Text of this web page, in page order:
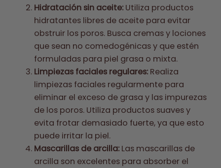
Hidratación sin aceite: Utiliza productos
hidratantes libres de aceite para evitar
obstruir los poros. Busca cremas y lociones
que sean no comedogénicas y que estén
formuladas para piel grasa o mixta.
Limpiezas faciales regulares: Realiza
limpiezas faciales regularmente para
eliminar el exceso de grasa y las impurezas
de los poros. Utiliza productos suaves y
evita frotar demasiado fuerte, ya que esto
puede irritar la piel.
Mascarillas de arcilla: Las mascarillas de
arcilla son excelentes para absorber el